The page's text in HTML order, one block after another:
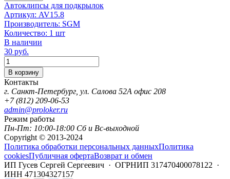
Автоклипсы для подкрылок
Артикул: AV15.8
Производитель: SGM
Количество: 1 шт
В наличии
30 руб.
Количество
В корзину
Контакты
г. Санкт-Петербург, ул. Салова 52А офис 208
+7 (812) 209-06-53
admin@proloker.ru
Режим работы
Пн-Пт: 10:00-18:00 Сб и Вс-выходной
Copyright © 2013-2024
Политика обработки персональных данныхПолитика
cookiesПубличная офертаВозврат и обмен
ИП Гусев Сергей Сергеевич · ОГРНИП 317470400078122 ·
ИНН 471304327157